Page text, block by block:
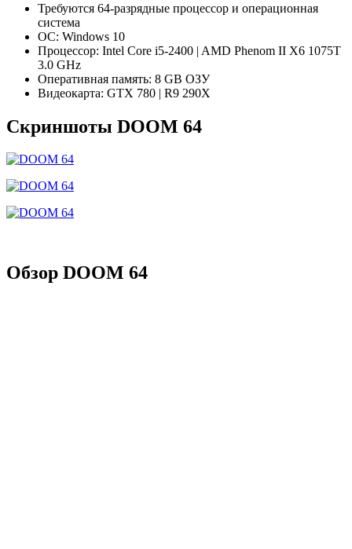
Требуются 64-разрядные процессор и операционная
система
ОС: Windows 10
Процессор: Intel Core i5-2400 | AMD Phenom II X6 1075T
3.0 GHz
Оперативная память: 8 GB ОЗУ
Видеокарта: GTX 780 | R9 290X
Скриншоты DOOM 64
Обзор DOOM 64